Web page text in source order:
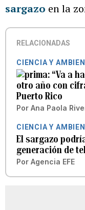
sargazo en la
RELACIONADAS
CIENCIA Y
“Va a
otro año con
Puerto Rico
Por Ana Paola
CIENCIA Y
El sargazo
generación de
Por Agencia EFE